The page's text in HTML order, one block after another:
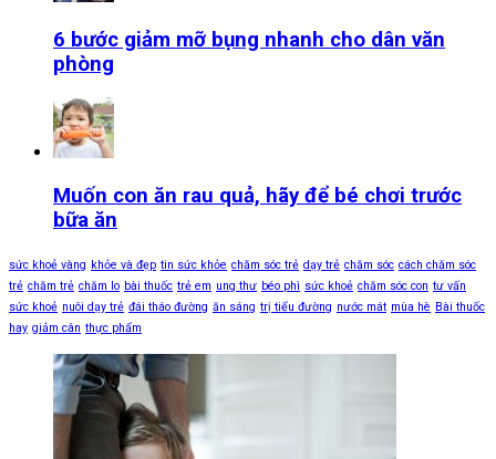
6 bước giảm mỡ bụng nhanh cho dân văn
phòng
Muốn con ăn rau quả, hãy để bé chơi trước
bữa ăn
sức khoẻ vàng khỏe và đẹp tin sức khỏe chăm sóc trẻ dạy trẻ chăm sóc cách chăm sóc
trẻ chăm trẻ chăm lo bài thuốc trẻ em ung thư béo phì sức khoẻ chăm sóc con tư vấn
sức khoẻ nuôi dạy trẻ đái tháo đường ăn sáng trị tiểu đường nước mát mùa hè Bài thuốc
hay giảm cân thực phẩm